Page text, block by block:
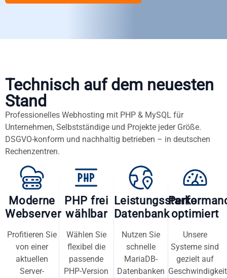
Technisch auf dem neuesten
Stand
Professionelles Webhosting mit PHP & MySQL für
Unternehmen, Selbstständige und Projekte jeder Größe.
DSGVO-konform und nachhaltig betrieben – in deutschen
Rechenzentren.
Moderne
Webserver
Profitieren Sie
von einer
aktuellen
Server-
PHP frei
wählbar
Wählen Sie
flexibel die
passende
PHP-Version
Leistungsstarke
Datenbank
Nutzen Sie
schnelle
MariaDB-
Datenbanken
optimiert
Unsere
Systeme sind
gezielt auf
Geschwindigkeit